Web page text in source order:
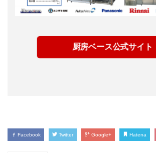
厨房ベース公式サイト
Facebook Twitter Google+ Hatena